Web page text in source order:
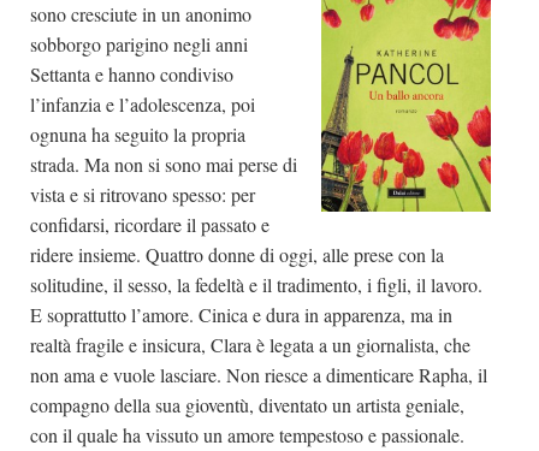
sono cresciute in un anonimo
sobborgo parigino negli anni
Settanta e hanno condiviso
l’infanzia e l’adolescenza, poi
ognuna ha seguito la propria
strada. Ma non si sono mai perse di
vista e si ritrovano spesso: per
confidarsi, ricordare il passato e
ridere insieme. Quattro donne di oggi, alle prese con la
solitudine, il sesso, la fedeltà e il tradimento, i figli, il lavoro.
E soprattutto l’amore. Cinica e dura in apparenza, ma in
realtà fragile e insicura, Clara è legata a un giornalista, che
non ama e vuole lasciare. Non riesce a dimenticare Rapha, il
compagno della sua gioventù, diventato un artista geniale,
con il quale ha vissuto un amore tempestoso e passionale.